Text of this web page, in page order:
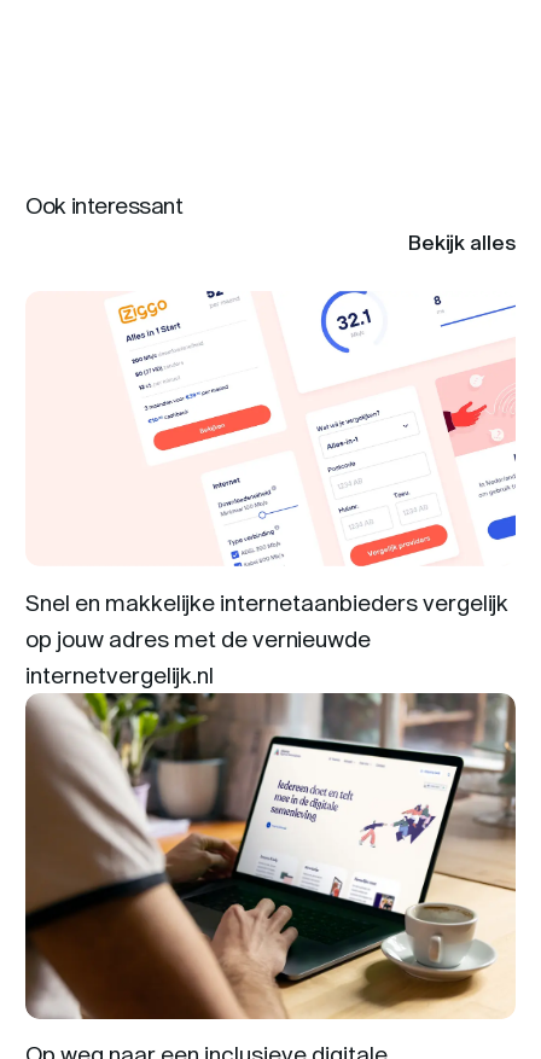
Ook interessant
Bekijk alles
Snel en makkelijke internetaanbieders vergelijk
op jouw adres met de vernieuwde
internetvergelijk.nl